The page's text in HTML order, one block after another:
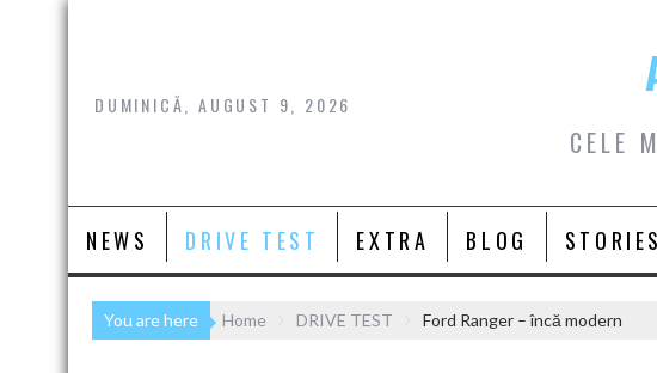
Skip
DUMINICĂ, AUGUST 9, 2026
CELE
NEWS DRIVE TEST EXTRA BLOG
You are here Home DRIVE TEST Ford Ranger – încă modern